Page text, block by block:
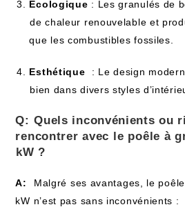
Écologique ​: Les‌ granulés de
⁣de chaleur renouvelable​ et
que les combustibles fossiles.
Esthétique
: Le design
⁢bien dans divers styles
Q: ⁣Quels inconvénients ou
rencontrer avec ⁣le poêle ‌à
⁣kW ?
A:
Malgré ses avantages, le
kW n’est pas sans inconvénients :